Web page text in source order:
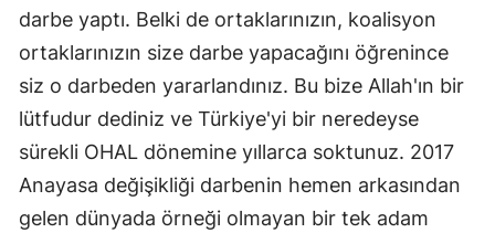
darbe yaptı. Belki de ortaklarınızın, koalisyon
ortaklarınızın size darbe yapacağını öğrenince
siz o darbeden yararlandınız. Bu bize Allah'ın bir
lütfudur dediniz ve Türkiye'yi bir neredeyse
sürekli OHAL dönemine yıllarca soktunuz. 2017
Anayasa değişikliği darbenin hemen arkasından
gelen dünyada örneği olmayan bir tek adam